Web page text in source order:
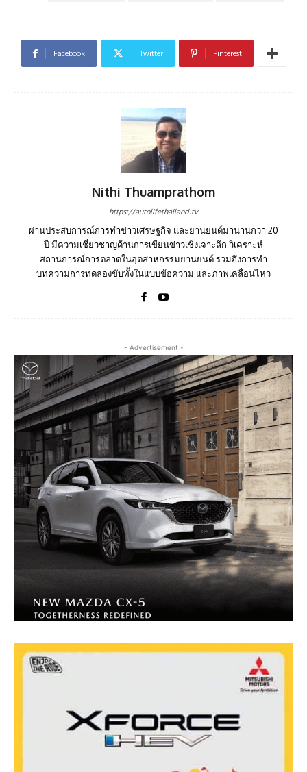
Facebook Twitter Pinterest
Nithi Thuamprathom
https://autolifethailand.tv
ผ่านประสบการณ์การทำข่าวเศรษฐกิจ และยานยนต์มานานกว่า 20
ปี มีความเชี่ยวชาญด้านการเขียนข่าวเชิงเจาะลึก วิเคราะห์
สถานการณ์การตลาดในอุตสาหกรรมยานยนต์ รวมถึงการทำ
บทความการทดลองขับทั้งในแบบข้อความ และภาพเคลื่อนไหว
- Advertisement -